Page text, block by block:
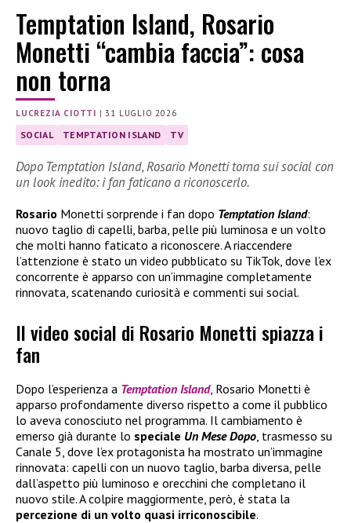
Temptation Island, Rosario
Monetti “cambia faccia”: cosa
non torna
LUCREZIA CIOTTI |31 LUGLIO 2026
SOCIAL TEMPTATION ISLAND TV
Dopo Temptation Island, Rosario Monetti torna sui social con
un look inedito: i fan faticano a riconoscerlo.
Rosario Monetti sorprende i fan dopo Temptation Island:
nuovo taglio di capelli, barba, pelle più luminosa e un volto
che molti hanno faticato a riconoscere. A riaccendere
l’attenzione è stato un video pubblicato su TikTok, dove l’ex
concorrente è apparso con un’immagine completamente
rinnovata, scatenando curiosità e commenti sui social.
Il video social di Rosario Monetti spiazza i
fan
Dopo l’esperienza a Temptation Island, Rosario Monetti è
apparso profondamente diverso rispetto a come il pubblico
lo aveva conosciuto nel programma. Il cambiamento è
emerso già durante lo speciale Un Mese Dopo , trasmesso su
Canale 5, dove l’ex protagonista ha mostrato un’immagine
rinnovata: capelli con un nuovo taglio, barba diversa, pelle
dall’aspetto più luminoso e orecchini che completano il
nuovo stile. A colpire maggiormente, però, è stata la
percezione di un volto quasi irriconoscibile.